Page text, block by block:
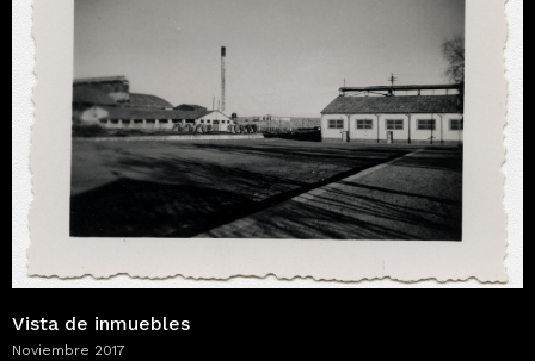
Vista de inmuebles
Noviembre 2017